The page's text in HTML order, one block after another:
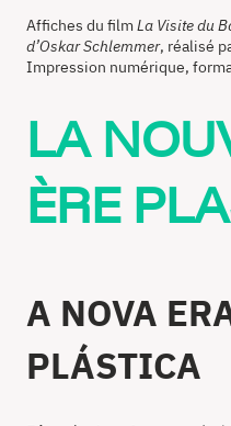
Affiches du film La Visite du
d’Oskar Schlemmer, réalisé
Impression numérique,
LA
ÈRE
A NOVA
PLÁSTICA